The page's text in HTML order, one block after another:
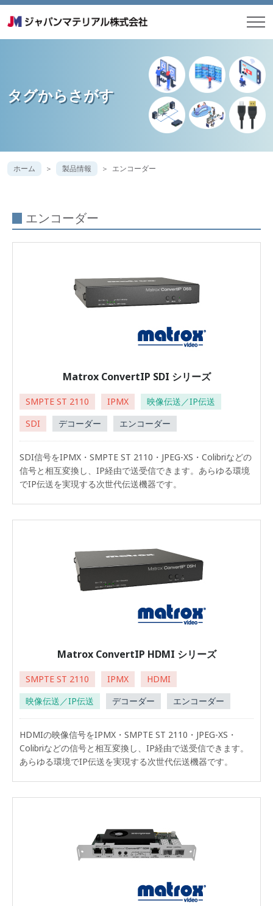
タグからさがす
ホーム 製品情報 エンコーダー
エンコーダー
Matrox ConvertIP SDI シリーズ
SMPTE ST 2110 IPMX
映像伝送／IP伝送
SDI
デコーダー エンコーダー
SDI信号をIPMX・SMPTE ST 2110・JPEG-XS・Colibriなどの
信号と相互変換し、IP経由で送受信できます。あらゆる環境
でIP伝送を実現する次世代伝送機器です。
Matrox ConvertIP HDMI シリーズ
SMPTE ST 2110 IPMX
HDMI
映像伝送／IP伝送
デコーダー エンコーダー
HDMIの映像信号をIPMX・SMPTE ST 2110・JPEG-XS・
Colibriなどの信号と相互変換し、IP経由で送受信できます。
あらゆる環境でIP伝送を実現する次世代伝送機器です。